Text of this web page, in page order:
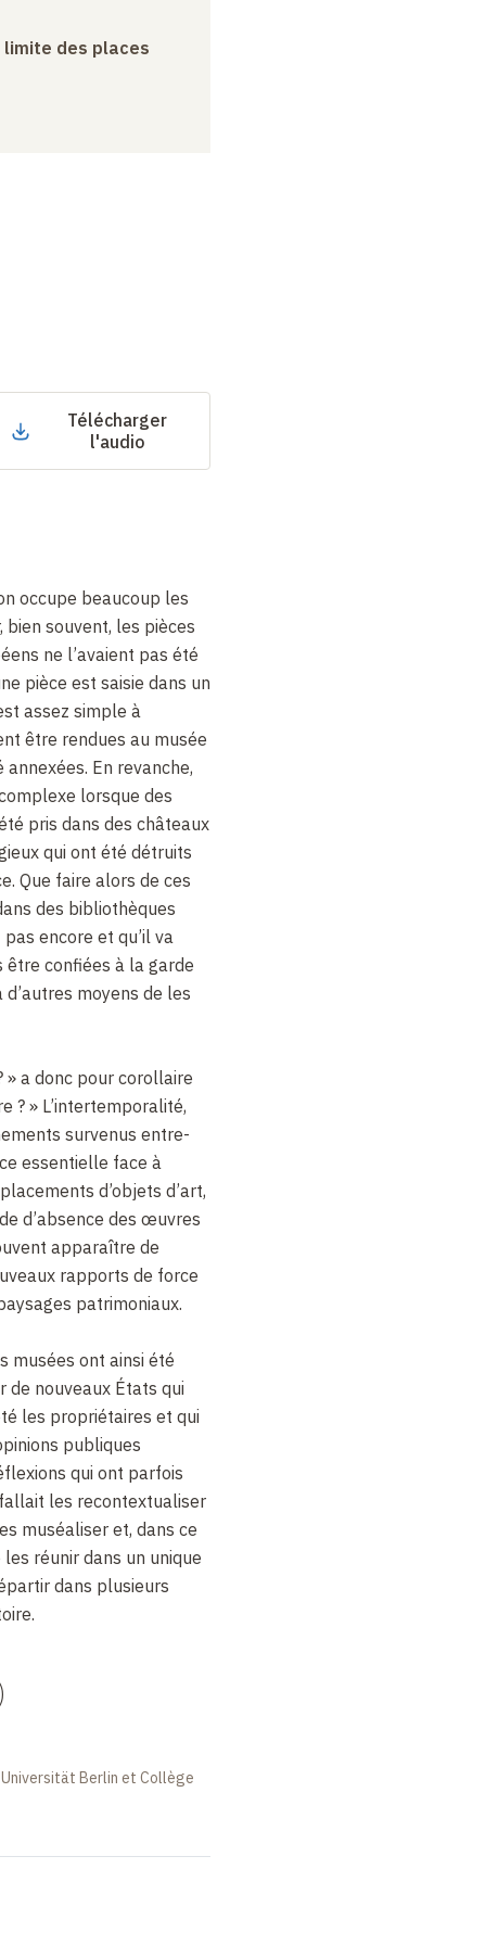
limite des places
Télécharger
l'audio
occupe beaucoup les
souvent, les pièces
ne l’avaient pas été
pièce est saisie dans un
assez simple à
être rendues au musée
En revanche,
lorsque des
pris dans des châteaux
qui ont été détruits
Que faire alors de ces
des bibliothèques
encore et qu’il va
confiées à la garde
moyens de les
» a donc pour corollaire
? » L’intertemporalité,
survenus entre-
essentielle face à
d’objets d’art,
d’absence des œuvres
apparaître de
rapports de force
patrimoniaux.
musées ont ainsi été
de nouveaux États qui
les propriétaires et qui
publiques
qui ont parfois
les recontextualiser
muséaliser et, dans ce
les réunir dans un unique
dans plusieurs
Berlin et Collège